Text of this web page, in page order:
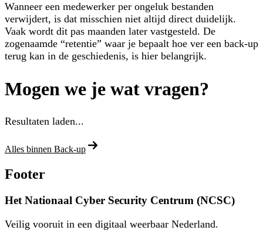
Wanneer een medewerker per ongeluk bestanden
verwijdert, is dat misschien niet altijd direct duidelijk.
Vaak wordt dit pas maanden later vastgesteld. De
zogenaamde “retentie” waar je bepaalt hoe ver een back-up
terug kan in de geschiedenis, is hier belangrijk.
Mogen we je wat vragen?
Resultaten laden...
Alles binnen Back-up
Footer
Het Nationaal Cyber Security Centrum (NCSC)
Veilig vooruit in een digitaal weerbaar Nederland.